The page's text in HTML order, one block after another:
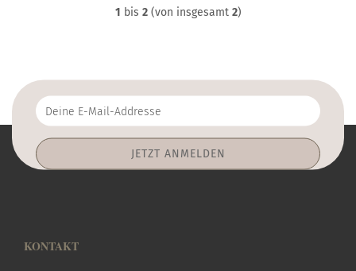
1 bis 2(von insgesamt 2)
Deine
E-
Addresse
KONTAKT